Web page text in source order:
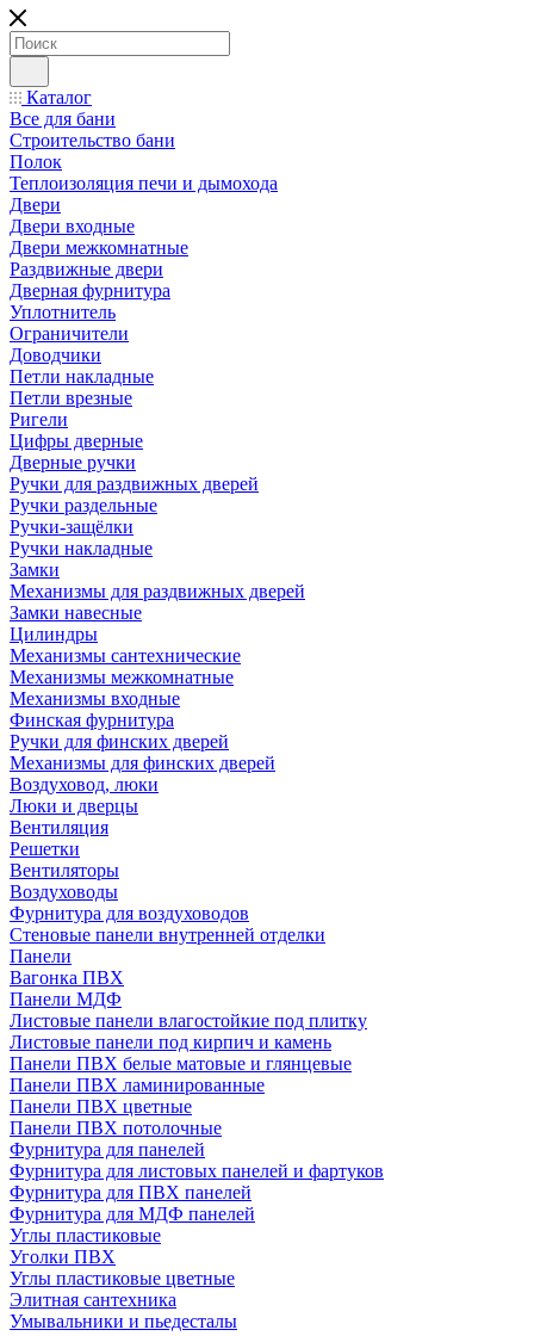
Каталог
Все для бани
Строительство бани
Полок
Теплоизоляция печи и дымохода
Двери
Двери входные
Двери межкомнатные
Раздвижные двери
Дверная фурнитура
Уплотнитель
Ограничители
Доводчики
Петли накладные
Петли врезные
Ригели
Цифры дверные
Дверные ручки
Ручки для раздвижных дверей
Ручки раздельные
Ручки-защёлки
Ручки накладные
Замки
Механизмы для раздвижных дверей
Замки навесные
Цилиндры
Механизмы сантехнические
Механизмы межкомнатные
Механизмы входные
Финская фурнитура
Ручки для финских дверей
Механизмы для финских дверей
Воздуховод, люки
Люки и дверцы
Вентиляция
Решетки
Вентиляторы
Воздуховоды
Фурнитура для воздуховодов
Стеновые панели внутренней отделки
Панели
Вагонка ПВХ
Панели МДФ
Листовые панели влагостойкие под плитку
Листовые панели под кирпич и камень
Панели ПВХ белые матовые и глянцевые
Панели ПВХ ламинированные
Панели ПВХ цветные
Панели ПВХ потолочные
Фурнитура для панелей
Фурнитура для листовых панелей и фартуков
Фурнитура для ПВХ панелей
Фурнитура для МДФ панелей
Углы пластиковые
Уголки ПВХ
Углы пластиковые цветные
Элитная сантехника
Умывальники и пьедесталы